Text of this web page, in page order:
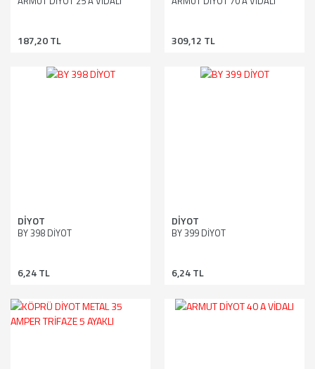
187,20 TL 309,12 TL
DİYOT
BY 398 DİYOT
6,24 TL
DİYOT
BY 399 DİYOT
6,24 TL